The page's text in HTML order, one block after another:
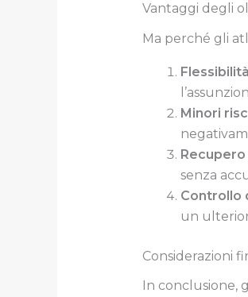
Vantaggi degli
Ma perché gli
Minori
senza
Controllo
un
Considerazioni
In conclusione,